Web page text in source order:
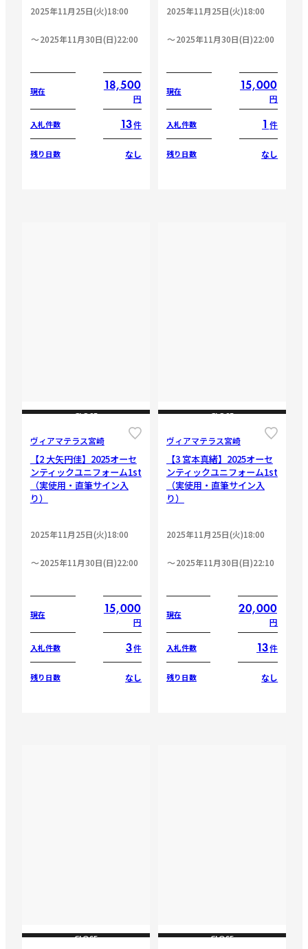
2025年11月25日(火)18:00
2025年11月30日(日)22:00
現在 18,500
円
入札件数 13件
残り日数 なし
2025年11月25日(火)18:00
2025年11月30日(日)22:00
現在 15,000
円
入札件数 1 件
残り日数 なし
CLOSE
ヴィアマテラス宮崎
【2 大矢円佳】2025オーセ
ンティックユニフォーム1st
（実使用・直筆サイン入
り）
2025年11月25日(火)18:00
2025年11月30日(日)22:00
現在 15,000
円
入札件数 3件
残り日数 なし
CLOSE
ヴィアマテラス宮崎
【3 宮本真緒】2025オーセ
ンティックユニフォーム1st
（実使用・直筆サイン入
り）
2025年11月25日(火)18:00
2025年11月30日(日)22:10
現在 20,000
円
入札件数 13件
残り日数 なし
CLOSE CLOSE